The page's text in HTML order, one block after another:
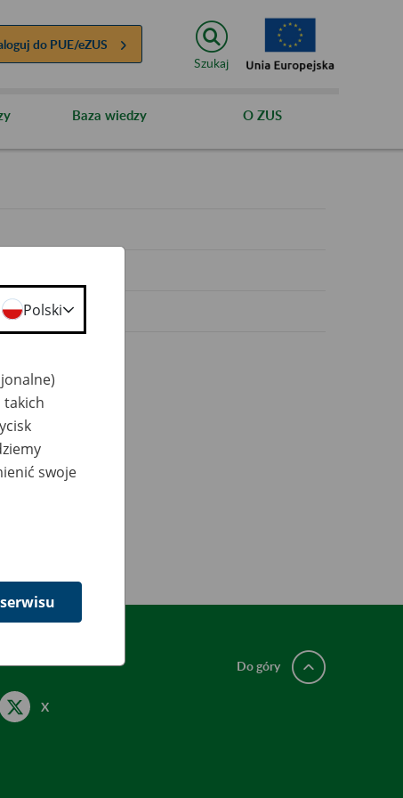
do PUE/eZUS
Szukaj
Baza wiedzy O ZUS
X
Do góry
Polski
takich
swoje